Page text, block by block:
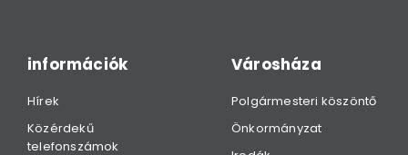
információk
Hírek
Közérdekű
telefonszámok
Városháza
Polgármesteri köszöntő
Önkormányzat